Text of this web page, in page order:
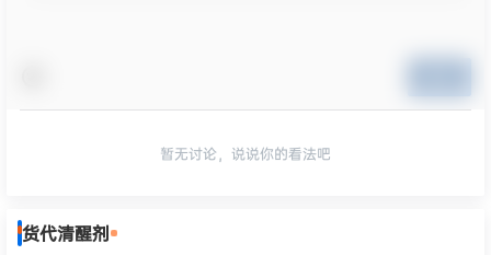
暂无讨论，说说你的看法吧
货代清醒剂